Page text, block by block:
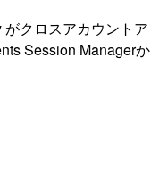
クロスアカウントア
Session Managerか